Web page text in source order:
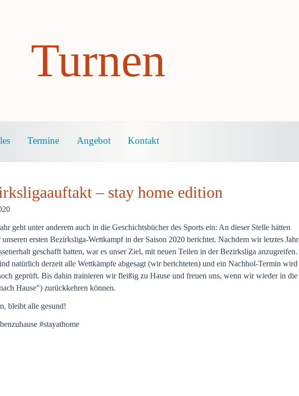
Turnen
Termine Angebot Kontakt
– stay home edition
geht unter anderem auch in die Geschichtsbücher des Sports ein: An dieser Stelle hätten
ersten Bezirksliga-Wettkampf in der Saison 2020 berichtet. Nachdem wir letztes Jahr
geschafft hatten, war es unser Ziel, mit neuen Teilen in der Bezirksliga anzugreifen.
natürlich derzeit alle Wettkämpfe abgesagt (wir berichteten) und ein Nachhol-Termin wird
geprüft. Bis dahin trainieren wir fleißig zu Hause und freuen uns, wenn wir wieder in die
Hause") zurückkehren können.
bleibt alle gesund!
#stayathome